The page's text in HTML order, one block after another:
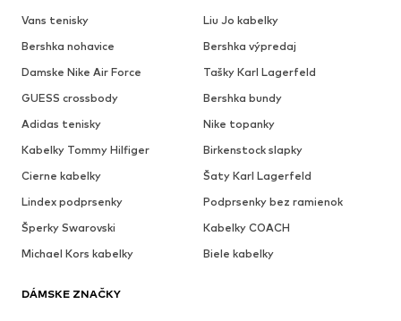
Vans tenisky
Liu Jo kabelky
Bershka nohavice
Bershka výpredaj
Damske Nike Air Force
Tašky Karl Lagerfeld
GUESS crossbody
Bershka bundy
Adidas tenisky
Nike topanky
Kabelky Tommy Hilfiger
Birkenstock slapky
Cierne kabelky
Šaty Karl Lagerfeld
Lindex podprsenky
Podprsenky bez ramienok
Šperky Swarovski
Kabelky COACH
Michael Kors kabelky
Biele kabelky
DÁMSKE ZNAČKY